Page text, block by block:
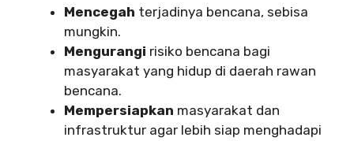
Mencegah terjadinya bencana, sebisa
mungkin.
Mengurangi risiko bencana bagi
masyarakat yang hidup di daerah rawan
bencana.
Mempersiapkan masyarakat dan
infrastruktur agar lebih siap menghadapi